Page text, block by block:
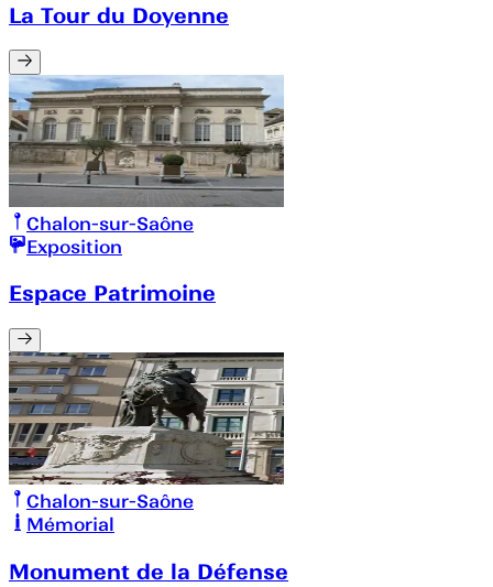
La Tour du Doyenne
Chalon-sur-Saône
Exposition
Espace Patrimoine
Chalon-sur-Saône
Mémorial
Monument de la Défense